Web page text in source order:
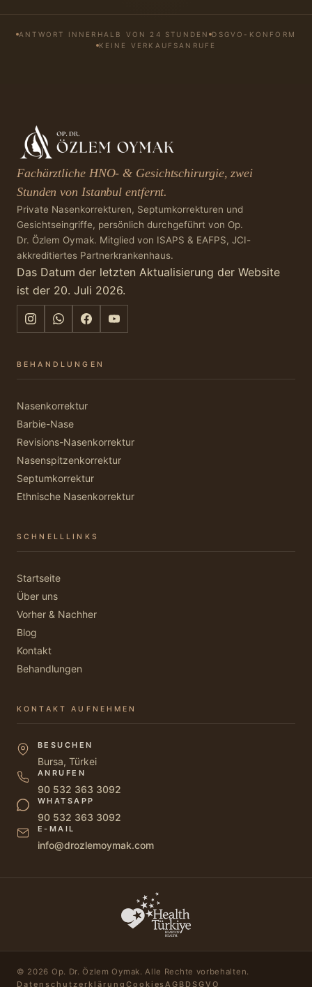
ANTWORT INNERHALB VON 24 STUNDEN DSGVO-KONFORM
KEINE VERKAUFSANRUFE
Fachärztliche HNO- & Gesichtschirurgie, zwei
Stunden von Istanbul entfernt.
Private Nasenkorrekturen, Septumkorrekturen und
Gesichtseingriffe, persönlich durchgeführt von Op.
Dr. Özlem Oymak. Mitglied von ISAPS & EAFPS, JCI-
akkreditiertes Partnerkrankenhaus.
Das Datum der letzten Aktualisierung der Website
ist der 20. Juli 2026.
BEHANDLUNGEN
Nasenkorrektur
Barbie-Nase
Revisions-Nasenkorrektur
Nasenspitzenkorrektur
Septumkorrektur
Ethnische Nasenkorrektur
SCHNELLLINKS
Startseite
Über uns
Vorher & Nachher
Blog
Kontakt
Behandlungen
KONTAKT AUFNEHMEN
BESUCHEN
Bursa, Türkei
ANRUFEN
90 532 363 3092
WHATSAPP
90 532 363 3092
E-MAIL
info@drozlemoymak.com
© 2026 Op. Dr. Özlem Oymak. Alle Rechte vorbehalten.
Datenschutzerklärung Cookies AGB DSGVO